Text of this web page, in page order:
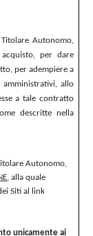
Autonomo,
per dare
per adempiere a
allo
a tale contratto
descritte nella
Autonomo,
, alla quale
Siti al link
unicamente ai